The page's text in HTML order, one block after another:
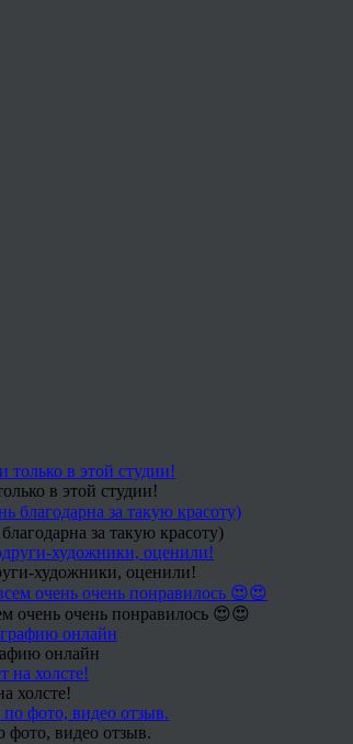
в этой студии!
за такую красоту)
художники, оценили!
очень очень понравилось 😍😍
онлайн
холсте!
видео отзыв.